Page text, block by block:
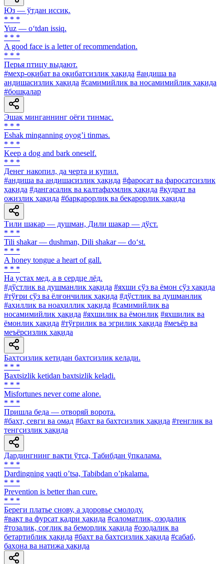
Юз — ўтдан иссиқ.
* * *
Yuz — o‘tdan issiq.
* * *
A good face is a letter of recommendation.
* * *
Перья птицу выдают.
#меҳр-оқибат ва оқибатсизлик ҳақида #андиша ва
андишасизлик ҳақида #самимийлик ва носамимийлик ҳақида
#бошқалар
Эшак минганнинг оёғи тинмас.
* * *
Eshak minganning oyogʼi tinmas.
* * *
Keep a dog and bark oneself.
* * *
Денег накопил, да черта и купил.
#андиша ва андишасизлик ҳақида #фаросат ва фаросатсизлик
ҳақида #дангасалик ва калтафаҳмлик ҳақида #қудрат ва
ожизлик ҳақида #барқарорлик ва беқарорлик ҳақида
Тили шакар — душман, Дили шакар — дўст.
* * *
Tili shakar — dushman, Dili shakar — do‘st.
* * *
A honey tongue a heart of gall.
* * *
На устах мед, а в сердце лёд.
#дўстлик ва душманлик ҳақида #яхши сўз ва ёмон сўз ҳақида
#тўғри сўз ва ёлғончилик ҳақида #дўстлик ва душманлик
#аҳиллик ва ноаҳиллик ҳақида #самимийлик ва
носамимийлик ҳақида #яхшилик ва ёмонлик #яхшилик ва
ёмонлик ҳақида #тўғрилик ва эгрилик ҳақида #меъёр ва
меъёрсизлик ҳақида
Бахтсизлик кетидан бахтсизлик келади.
* * *
Baxtsizlik ketidan baxtsizlik keladi.
* * *
Misfortunes never come alone.
* * *
Пришла беда — отворяй ворота.
#бахт, севги ва омад #бахт ва бахтсизлик ҳақида #тенглик ва
тенгсизлик ҳақида
Дардингнинг вақти ўтса, Табибдан ўпкалама.
* * *
Dardingning vaqti oʼtsa, Tabibdan oʼpkalama.
* * *
Prevention is better than cure.
* * *
Береги платье снову, а здоровье смолоду.
#вақт ва фурсат қадри ҳақида #саломатлик, озодалик
#тозалик, соғлик ва беморлик ҳақида #озодалик ва
бетартиблик ҳақида #бахт ва бахтсизлик ҳақида #сабаб,
баҳона ва натижа ҳақида